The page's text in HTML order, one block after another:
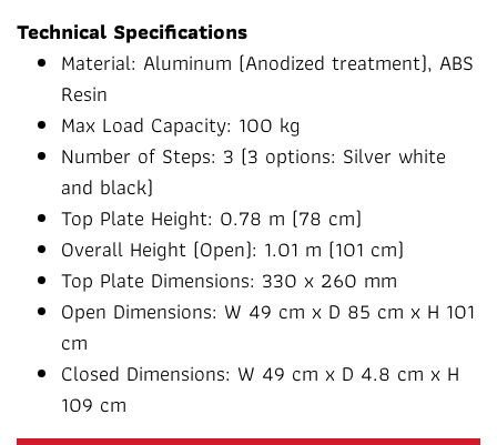
Technical Specifications
Material: Aluminum (Anodized treatment), ABS
Resin
Max Load Capacity: 100 kg
Number of Steps: 3 (3 options: Silver white
and black)
Top Plate Height: 0.78 m (78 cm)
Overall Height (Open): 1.01 m (101 cm)
Top Plate Dimensions: 330 x 260 mm
Open Dimensions: W 49 cm x D 85 cm x H 101
cm
Closed Dimensions: W 49 cm x D 4.8 cm x H
109 cm